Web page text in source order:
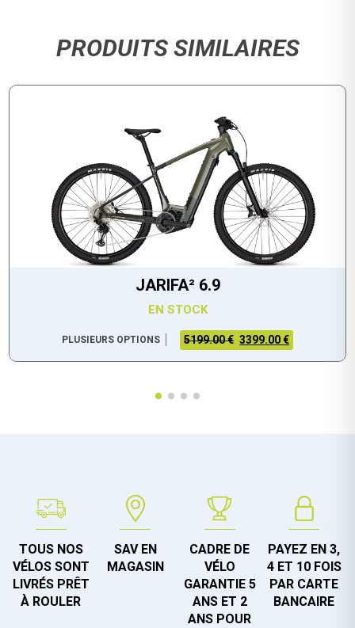
PRODUITS SIMILAIRES
JARIFA² 6.9
EN STOCK
PLUSIEURS OPTIONS 5199.00 € 3399.00 €
TOUS NOS
VÉLOS SONT
LIVRÉS PRÊT
À ROULER
SAV EN
MAGASIN
CADRE DE
VÉLO
GARANTIE 5
ANS ET 2
ANS POUR
PAYEZ EN 3,
4 ET 10 FOIS
PAR CARTE
BANCAIRE